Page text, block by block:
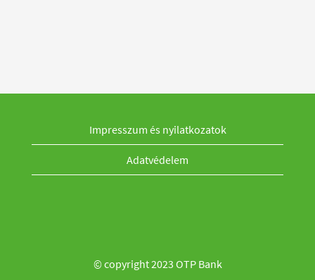
Impresszum és nyilatkozatok
Adatvédelem
© copyright 2023 OTP Bank